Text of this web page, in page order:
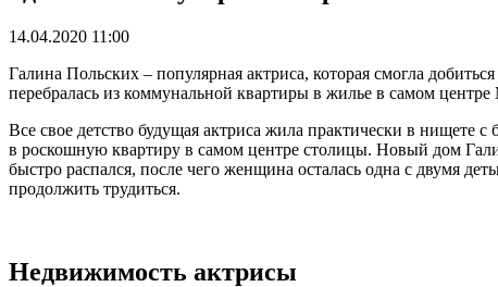
14.04.2020 11:00
Галина Польских – популярная актриса, которая смогла
перебралась из коммунальной квартиры в жилье в самом
Все свое детство будущая актриса жила практически в нищете
в роскошную квартиру в самом центре столицы. Новый дом
быстро распался, после чего женщина осталась одна с двумя
продолжить трудиться.
Недвижимость актрисы